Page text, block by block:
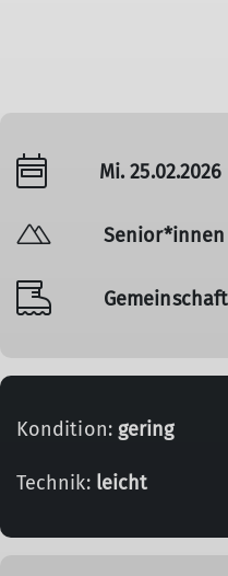
Mi. 25.02.2026
Senior*innen
Kondition: gering
Technik: leicht